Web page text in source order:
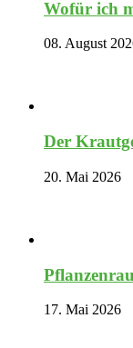
Wofür ich
08. August
Der
20. Mai 2026
17. Mai 2026